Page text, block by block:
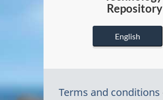
Repository
English
Terms and conditions